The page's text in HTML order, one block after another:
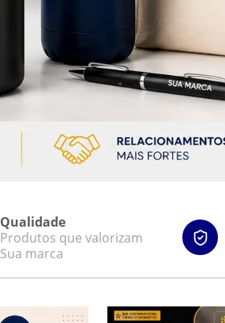
Qualidade
Produtos que valorizam
Sua marca